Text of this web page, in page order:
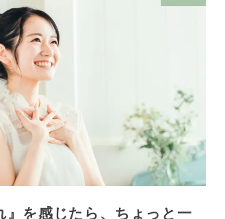
』を感じたら、ちょっと一